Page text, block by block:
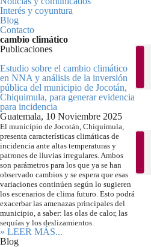
Interés y coyuntura
Blog
Contacto
cambio climático
Publicaciones
Estudio sobre el cambio climático
en NNA y análisis de la inversión
pública del municipio de Jocotán,
Chiquimula, para generar evidencia
para incidencia
Guatemala, 10 Noviembre 2025
El municipio de Jocotán, Chiquimula,
presenta características climáticas de
incidencia ante altas temperaturas y
patrones de lluvias irregulares. Ambos
son parámetros para los que ya se han
observado cambios y se espera que esas
variaciones continúen según lo sugieren
los escenarios de clima futuro. Esto podrá
exacerbar las amenazas principales del
municipio, a saber: las olas de calor, las
sequías y los deslizamientos.
» LEER MÁS...
Blog